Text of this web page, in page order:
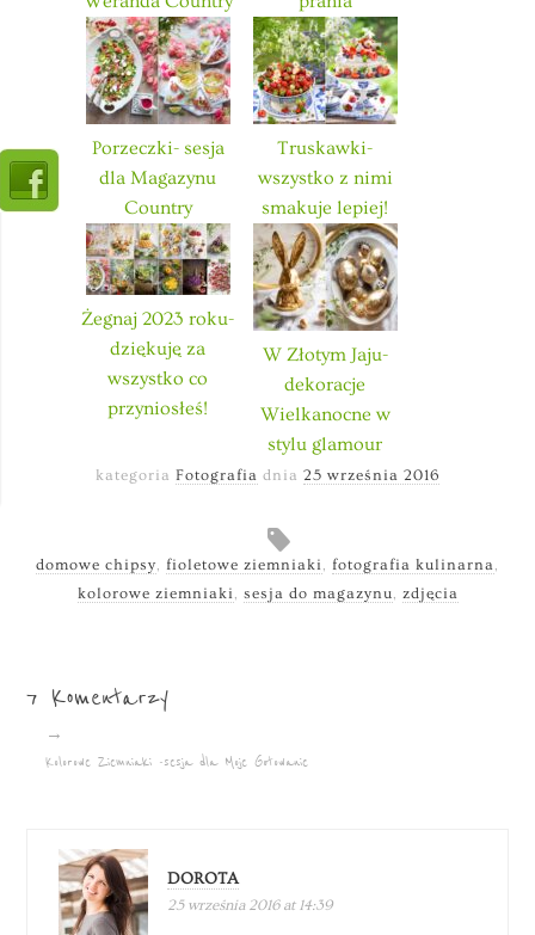
Porzeczki- sesja
dla Magazynu
Country
Truskawki-
wszystko z nimi
smakuje lepiej!
Żegnaj 2023 roku-
dziękuję za
wszystko co
przyniosłeś!
W Złotym Jaju-
dekoracje
Wielkanocne w
stylu glamour
kategoria Fotografia dnia 25 września 2016
domowe chipsy, fioletowe ziemniaki, fotografia kulinarna,
kolorowe ziemniaki, sesja do magazynu, zdjęcia
7 Komentarzy
→
Kolorowe Ziemniaki -sesja dla Moje Gotowanie
DOROTA
25 września 2016 at 14:39